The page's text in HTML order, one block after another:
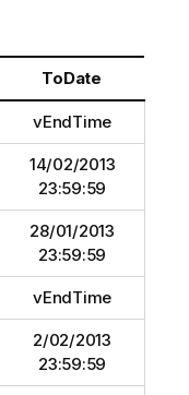
ToDate
vEndTime
14/02/2013
23:59:59
28/01/2013
23:59:59
vEndTime
2/02/2013
23:59:59